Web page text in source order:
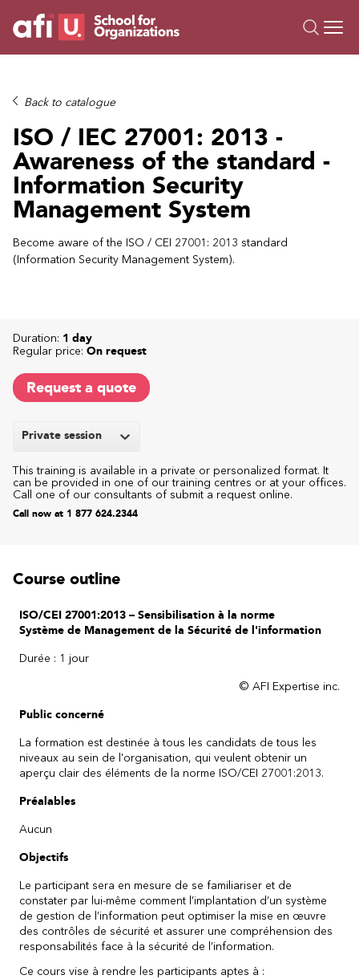
Trainings
Campus AI
Custom
About Us
Resources
Back to catalogue
ISO / IEC 27001: 2013 -
Awareness of the standard -
Information Security
Management System
Become aware of the ISO / CEI 27001: 2013 standard
(Information Security Management System).
Private session
This training is available in a private or personalized format. It
can be provided in one of our training centres or at your offices.
Call one of our consultants of submit a request online.
Call now at 1 877 624.2344
Duration: 1 day
Regular price: On request
Request a quote
Course outline
ISO/CEI 27001:2013 – Sensibilisation à la norme
Système de Management de la Sécurité de l'information
Durée : 1 jour
© AFI Expertise inc.
Public concerné
La formation est destinée à tous les candidats de tous les
niveaux au sein de l'organisation, qui veulent obtenir un
aperçu clair des éléments de la norme ISO/CEI 27001:2013.
Préalables
Aucun
Objectifs
Le participant sera en mesure de se familiariser et de
constater par lui-même comment l’implantation d’un système
de gestion de l’information peut optimiser la mise en œuvre
des contrôles de sécurité et assurer une compréhension des
responsabilités face à la sécurité de l’information.
Ce cours vise à rendre les participants aptes à :